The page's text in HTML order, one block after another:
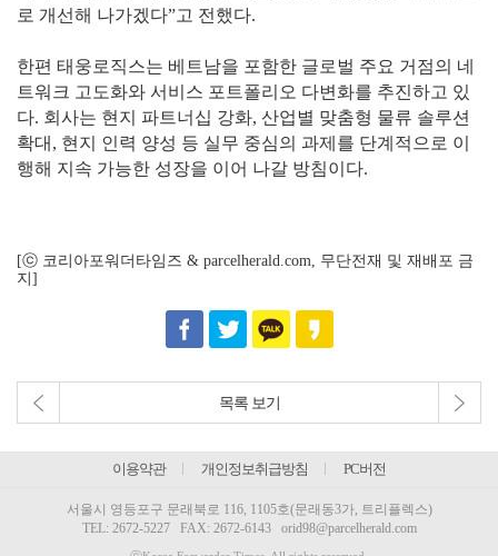
로 개선해 나가겠다”고 전했다.
한편 태웅로직스는 베트남을 포함한 글로벌 주요 거점의 네
트워크 고도화와 서비스 포트폴리오 다변화를 추진하고 있
다. 회사는 현지 파트너십 강화, 산업별 맞춤형 물류 솔루션
확대, 현지 인력 양성 등 실무 중심의 과제를 단계적으로 이
행해 지속 가능한 성장을 이어 나갈 방침이다.
[ⓒ 코리아포워더타임즈 & parcelherald.com, 무단전재 및 재배포 금
지]
목록 보기
이용약관 개인정보취급방침 PC버전
서울시 영등포구 문래북로 116, 1105호(문래동3가, 트리플렉스)
TEL: 2672-5227FAX: 2672-6143 orid98@parcelherald.com